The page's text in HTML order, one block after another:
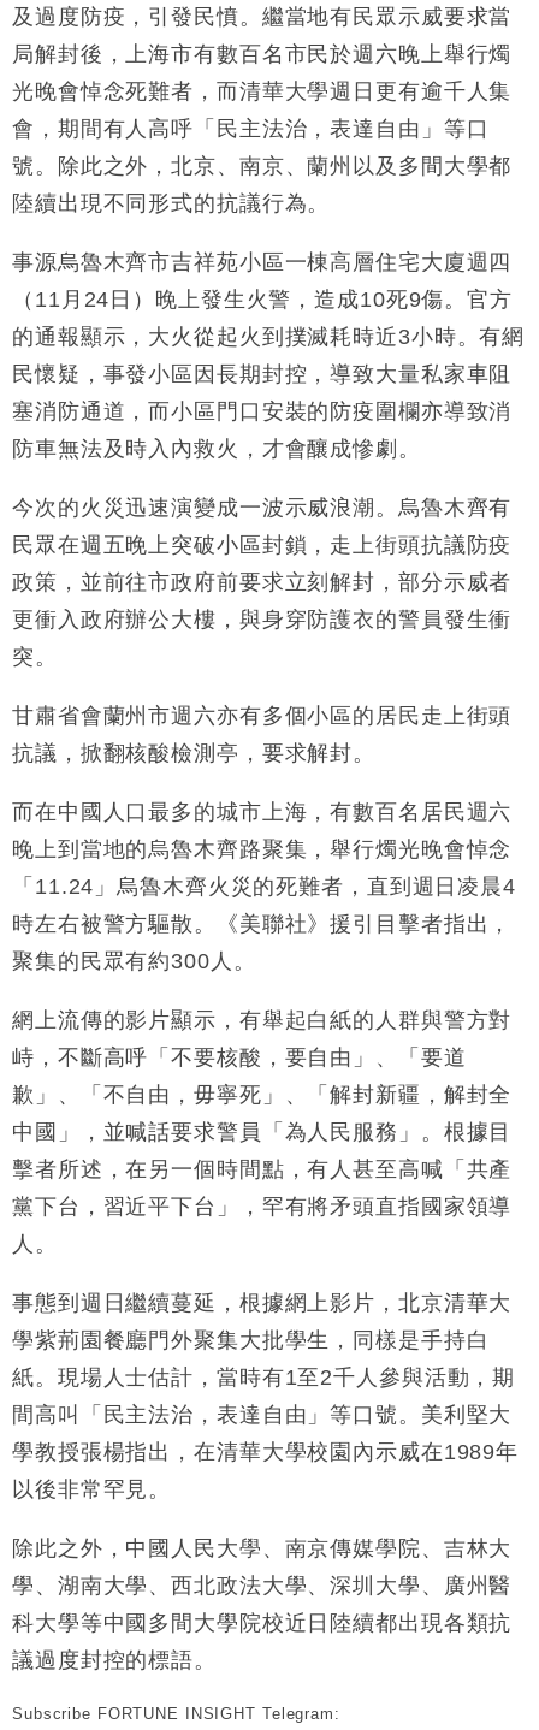
17:33
財經｜滙豐上調香港今年GDP預測至4.5% 看好貿易
損失近6900萬元
16:05
財經｜日經失守6.5萬點後回穩 全周仍升近2%
15:47
財經｜恒隆10月換帥 玩具「反」斗城亞洲CEO蔡德
粦接任
15:11
財經｜韓股反覆波動收跌 連挫7周創逾3年最長跌勢
13:44
財經｜內地7月美元計價出口增近24%勝預期 貿易順
差達1125億美元
12:44
財經｜日本春季三度入市撐日圓 4月單日斥6.28萬億
日圓干預創新高
11:12
國際｜特朗普料美伊戰事快結束 承認部分彈藥庫存緊
張
15:59
財經｜SA售股自救後再出手 斥4億美元押注未上市公
司
及過度防疫，引發民憤。繼當地有民眾示威要求當
局解封後，上海市有數百名市民於週六晚上舉行燭
光晚會悼念死難者，而清華大學週日更有逾千人集
會，期間有人高呼「民主法治，表達自由」等口
號。除此之外，北京、南京、蘭州以及多間大學都
陸續出現不同形式的抗議行為。
事源烏魯木齊市吉祥苑小區一棟高層住宅大廈週四
（11月24日）晚上發生火警，造成10死9傷。官方
的通報顯示，大火從起火到撲滅耗時近3小時。有網
民懷疑，事發小區因長期封控，導致大量私家車阻
塞消防通道，而小區門口安裝的防疫圍欄亦導致消
防車無法及時入內救火，才會釀成慘劇。
今次的火災迅速演變成一波示威浪潮。烏魯木齊有
民眾在週五晚上突破小區封鎖，走上街頭抗議防疫
政策，並前往市政府前要求立刻解封，部分示威者
更衝入政府辦公大樓，與身穿防護衣的警員發生衝
突。
甘肅省會蘭州市週六亦有多個小區的居民走上街頭
抗議，掀翻核酸檢測亭，要求解封。
而在中國人口最多的城市上海，有數百名居民週六
晚上到當地的烏魯木齊路聚集，舉行燭光晚會悼念
「11.24」烏魯木齊火災的死難者，直到週日凌晨4
時左右被警方驅散。《美聯社》援引目擊者指出，
聚集的民眾有約300人。
網上流傳的影片顯示，有舉起白紙的人群與警方對
峙，不斷高呼「不要核酸，要自由」、「要道
歉」、「不自由，毋寧死」、「解封新疆，解封全
中國」，並喊話要求警員「為人民服務」。根據目
擊者所述，在另一個時間點，有人甚至高喊「共產
黨下台，習近平下台」，罕有將矛頭直指國家領導
人。
事態到週日繼續蔓延，根據網上影片，北京清華大
學紫荊園餐廳門外聚集大批學生，同樣是手持白
紙。現場人士估計，當時有1至2千人參與活動，期
間高叫「民主法治，表達自由」等口號。美利堅大
學教授張楊指出，在清華大學校園內示威在1989年
以後非常罕見。
除此之外，中國人民大學、南京傳媒學院、吉林大
學、湖南大學、西北政法大學、深圳大學、廣州醫
科大學等中國多間大學院校近日陸續都出現各類抗
議過度封控的標語。
Subscribe FORTUNE INSIGHT Telegram: